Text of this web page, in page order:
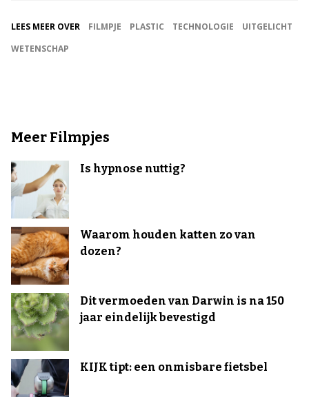
LEES MEER OVER FILMPJE PLASTIC TECHNOLOGIE
UITGELICHT
WETENSCHAP
Meer Filmpjes
Is hypnose nuttig?
Waarom houden katten zo van
dozen?
Dit vermoeden van Darwin is na 150
jaar eindelijk bevestigd
KIJK tipt: een onmisbare fietsbel